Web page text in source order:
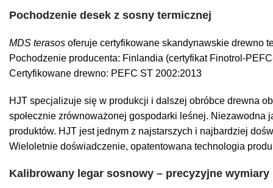
Pochodzenie desek z sosny termicznej
MDS terasos oferuje certyfikowane skandynawskie drewno
Pochodzenie producenta: Finlandia (certyfikat Finotrol-
Certyfikowane drewno: PEFC ST 2002:2013
HJT specjalizuje się w produkcji i dalszej obróbce drewna
społecznie zrównoważonej gospodarki leśnej. Niezawodna
produktów. HJT jest jednym z najstarszych i najbardziej
Wieloletnie doświadczenie, opatentowana technologia
Kalibrowany legar sosnowy – precyzyjne wymiary